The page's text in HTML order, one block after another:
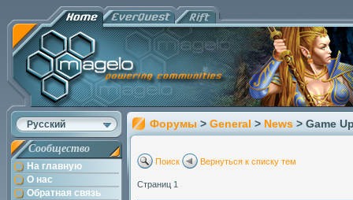
Русский
Сообщество
На главную
О нас
Обратная связь
Форумы > General > News > Game
Поиск Вернуться к списку тем
Страниц 1